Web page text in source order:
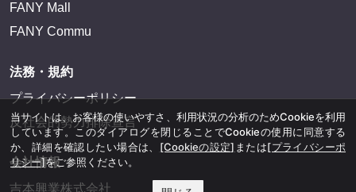
FANY Mall
FANY Commu
法務・規約
プライバシーポリシー
反社会的勢力排除宣言
会社情報
吉本興業株式会社
当サイトは、お客様の使いやすさ、利用状況の分析のためCookieを利用
しています。このダイアログを閉じることでCookieの使用に同意する
か、詳細を確認したい場合は、 [Cookieの設定] または[プライバシーポ
リシー]をご参照ください。